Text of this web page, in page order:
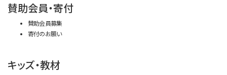
賛助会員・寄付
賛助会員募集
寄付のお願い
キッズ・教材